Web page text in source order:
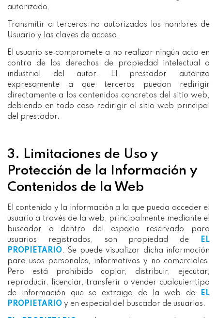
autorizado.
Transmitir a terceros no autorizados los nombres de
Usuario y las claves de acceso.
El usuario se compromete a no realizar ningún acto en
contra de los derechos de propiedad intelectual o
industrial del autor. El prestador autoriza
expresamente a que terceros puedan redirigir
directamente a los contenidos concretos del sitio web,
debiendo en todo caso redirigir al sitio web principal
del prestador.
3. Limitaciones de Uso y
Protección de la Información y
Contenidos de la Web
El contenido y la información a la que pueda acceder el
usuario a través de la web, principalmente mediante el
buscador o dentro del espacio reservado para
usuarios registrados, son propiedad de
EL
PROPIETARIO. Se puede visualizar dicha información
para usos personales, informativos y no comerciales.
Pero está prohibido copiar, distribuir, ejecutar,
reproducir, licenciar, transferir o vender cualquier tipo
de información que se extraiga de la web de
EL
PROPIETARIO y en especial del buscador de usuarios.